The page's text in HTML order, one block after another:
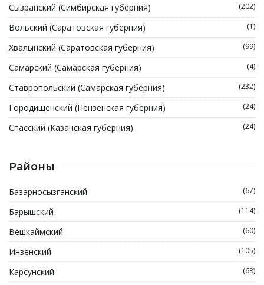
Сызранский (Симбирская губерния) (202)
Вольский (Саратовская губерния) (1)
Хвалынский (Саратовская губерния) (99)
Самарский (Самарская губерния) (4)
Ставропольский (Самарская губерния) (232)
Городищенский (Пензенская губерния) (24)
Спасский (Казанская губерния) (24)
Районы
Базарносызганский (67)
Барышский (114)
Вешкаймский (60)
Инзенский (105)
Карсунский (68)